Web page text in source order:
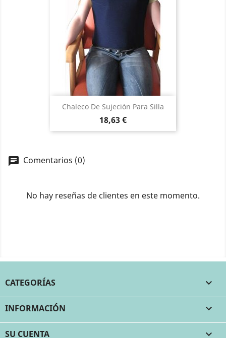
Chaleco De Sujeción Para Silla
Precio
18,63 €
Comentarios (0)
No hay reseñas de clientes en este momento.
CATEGORÍAS 
INFORMACIÓN 
SU CUENTA 